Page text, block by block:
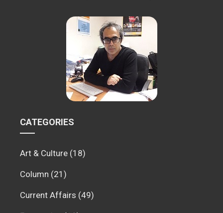
CATEGORIES
Art & Culture (18)
Column (21)
Current Affairs (49)